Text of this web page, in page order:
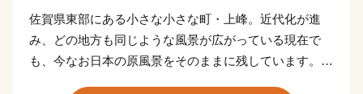
佐賀県東部にある小さな小さな町・上峰。近代化が進
み、どの地方も同じような風景が広がっている現在で
も、今なお日本の原風景をそのままに残しています。